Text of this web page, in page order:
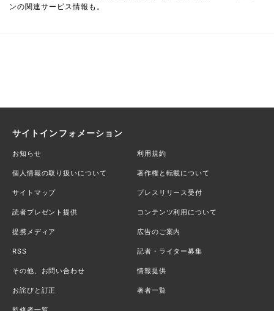
ンの関連サービス情報も。
サイトインフォメーション
お知らせ 利用規約
個人情報の取り扱いについて 著作権と転載について
サイトマップ プレスリリース受付
読者プレゼント提供 コンテンツ利用について
提携メディア 広告のご案内
RSS 記者・ライター募集
その他、お問い合わせ 情報提供
お詫びと訂正 著者一覧